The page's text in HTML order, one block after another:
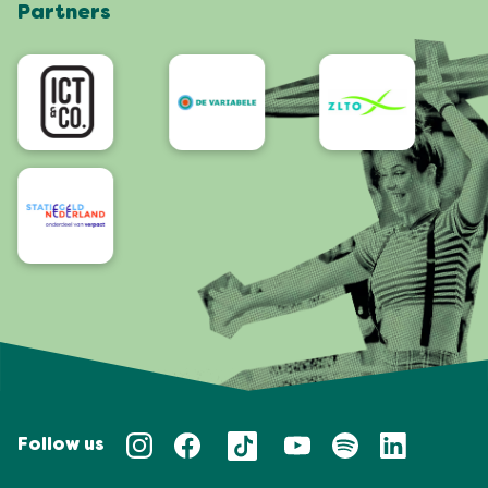
App
Bereikbaarheid/Toegankelijkheid
Partners
Follow us